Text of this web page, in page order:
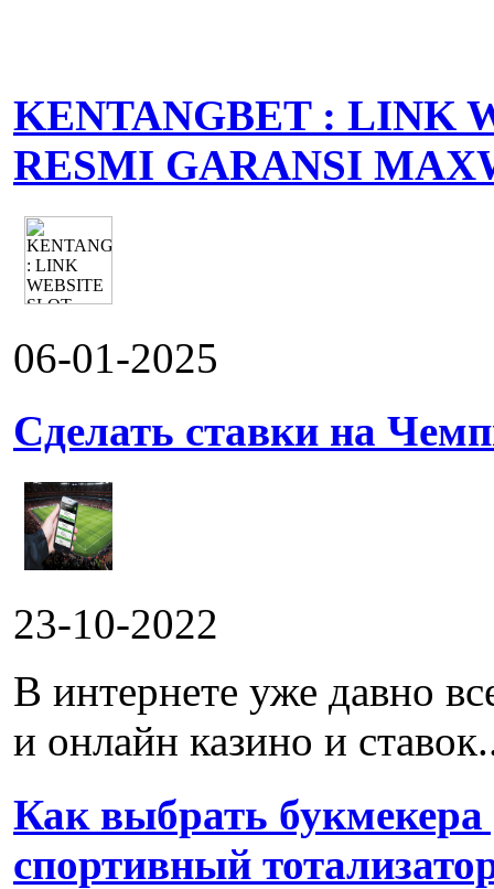
KENTANGBET : LINK
RESMI GARANSI
06-01-2025
Сделать ставки на
23-10-2022
В интернете уже давно
и онлайн казино и
Как выбрать
спортивный